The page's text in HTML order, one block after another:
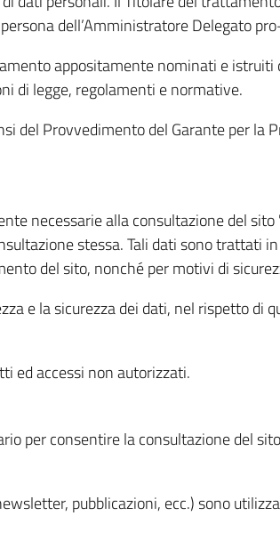
dell’Amministratore Delegato
appositamente nominati e istruiti
di legge, regolamenti e normative.
del Provvedimento del Garante per la
necessarie alla consultazione del
stessa. Tali dati sono trattati
del sito, nonché per motivi di
e la sicurezza dei dati, nel rispetto di
ed accessi non autorizzati.
per consentire la consultazione del
pubblicazioni, ecc.) sono